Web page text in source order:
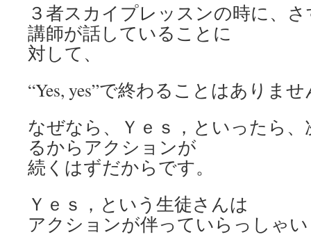
３者スカイプレッスンの時に、
講師が話していることに
対して、
“Yes, yes”で終わることはありま
なぜなら、Ｙｅｓ，といったら
るからアクションが
続くはずだからです。
Ｙｅｓ，という生徒さんは
アクションが伴っていらっしゃ